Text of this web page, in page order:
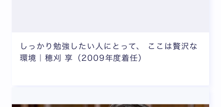
しっかり勉強したい人にとって、 ここは贅沢な
環境｜穂刈 享（2009年度着任）